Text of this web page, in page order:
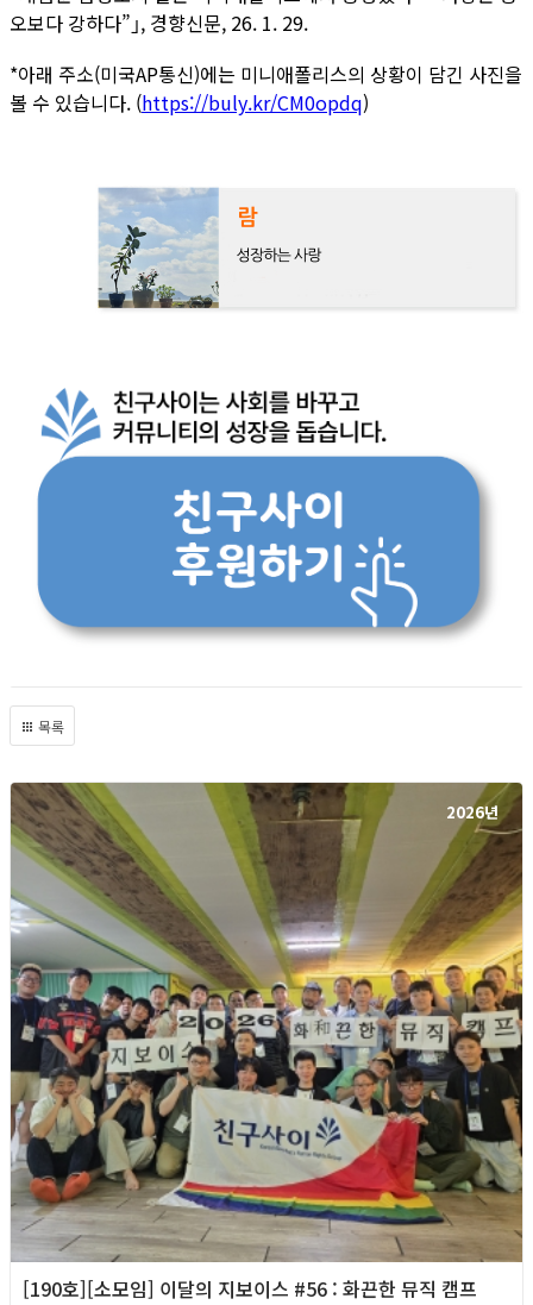
오보다 강하다”｣, 경향신문, 26. 1. 29.
*아래 주소(미국AP통신)에는 미니애폴리스의 상황이 담긴 사진을
볼 수 있습니다. (https://buly.kr/CM0opdq)
목록
2026년
[190호][소모임] 이달의 지보이스 #56 : 화끈한 뮤직 캠프